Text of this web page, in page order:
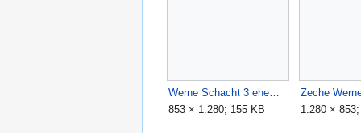
Werne Schacht 3 ehem. Kohlenwaesche 3.JPG
853 × 1.280; 155 KB
1.280 ×